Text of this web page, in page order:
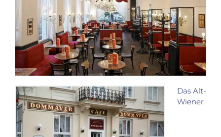
Das Alt-
Wiener